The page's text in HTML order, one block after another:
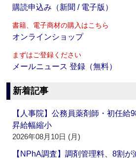
購読申込み（新聞 / 電子版）
書籍、電子商材の購入はこちら
オンラインショップ
まずはご登録ください
メールニュース 登録（無料）
新着記事
【人事院】公務員薬剤師・初任給
昇給幅縮小
2026年08月10日 (月)
【NPhA調査】調剤管理料、8割が